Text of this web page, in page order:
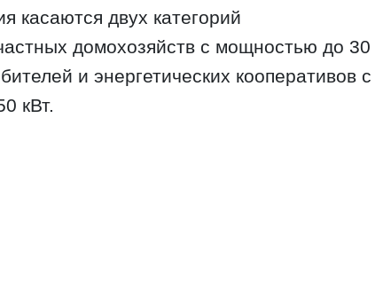
касаются двух категорий
домохозяйств с мощностью до 30
и энергетических кооперативов с
кВт.